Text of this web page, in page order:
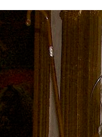
Acedo
Sánchez)»